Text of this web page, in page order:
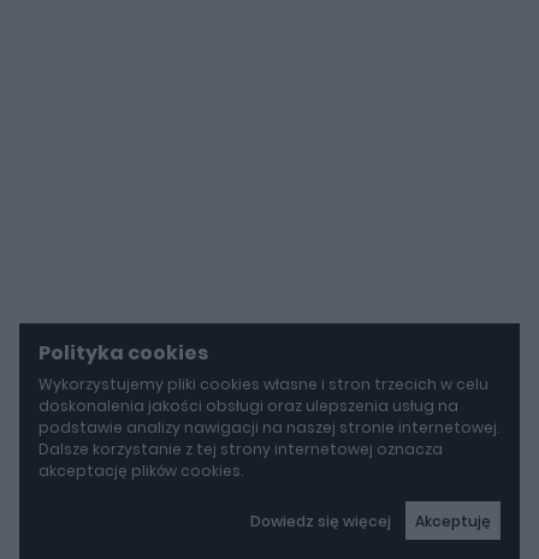
Polityka cookies
Wykorzystujemy pliki cookies własne i stron trzecich w celu
doskonalenia jakości obsługi oraz ulepszenia usług na
podstawie analizy nawigacji na naszej stronie internetowej.
Dalsze korzystanie z tej strony internetowej oznacza
akceptację plików cookies.
Dowiedz się więcej Akceptuję